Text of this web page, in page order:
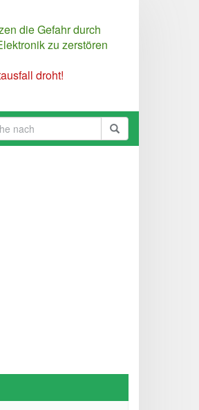
die Gefahr durch
zu zerstören
droht!